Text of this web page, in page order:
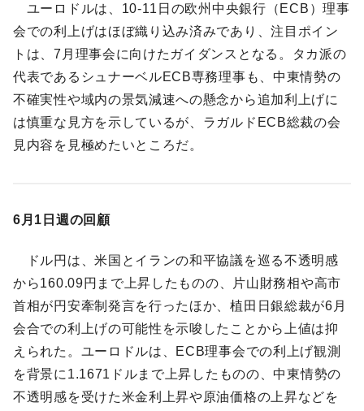
ユーロドルは、10-11日の欧州中央銀行（ECB）理事
会での利上げはほぼ織り込み済みであり、注目ポイン
トは、7月理事会に向けたガイダンスとなる。タカ派の
代表であるシュナーベルECB専務理事も、中東情勢の
不確実性や域内の景気減速への懸念から追加利上げに
は慎重な見方を示しているが、ラガルドECB総裁の会
見内容を見極めたいところだ。
6月1日週の回顧
ドル円は、米国とイランの和平協議を巡る不透明感
から160.09円まで上昇したものの、片山財務相や高市
首相が円安牽制発言を行ったほか、植田日銀総裁が6月
会合での利上げの可能性を示唆したことから上値は抑
えられた。ユーロドルは、ECB理事会での利上げ観測
を背景に1.1671ドルまで上昇したものの、中東情勢の
不透明感を受けた米金利上昇や原油価格の上昇などを